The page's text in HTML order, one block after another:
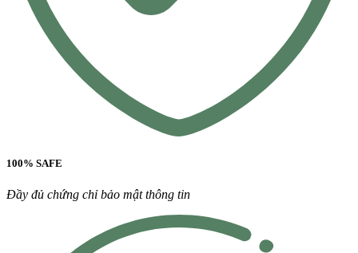
100% SAFE
Đầy đủ chứng chỉ bảo mật thông tin